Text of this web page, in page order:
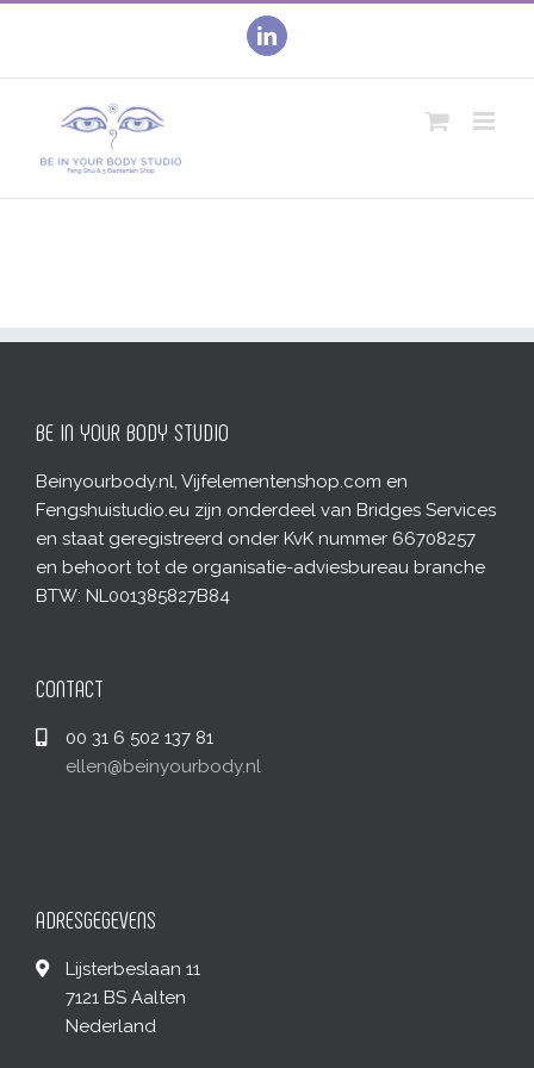
Skip
linkedin
BE IN YOUR BODY STUDIO
Beinyourbody.nl, Vijfelementenshop.com en
Fengshuistudio.eu zijn onderdeel van Bridges Services
en staat geregistreerd onder KvK nummer 66708257
en behoort tot de organisatie-adviesbureau branche
BTW: NL001385827B84
CONTACT
00 31 6 502 137 81
ellen@beinyourbody.nl
ADRESGEGEVENS
Lijsterbeslaan 11
7121 BS Aalten
Nederland